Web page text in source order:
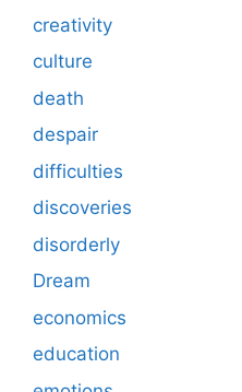
creativity
culture
death
despair
difficulties
discoveries
disorderly
Dream
economics
education